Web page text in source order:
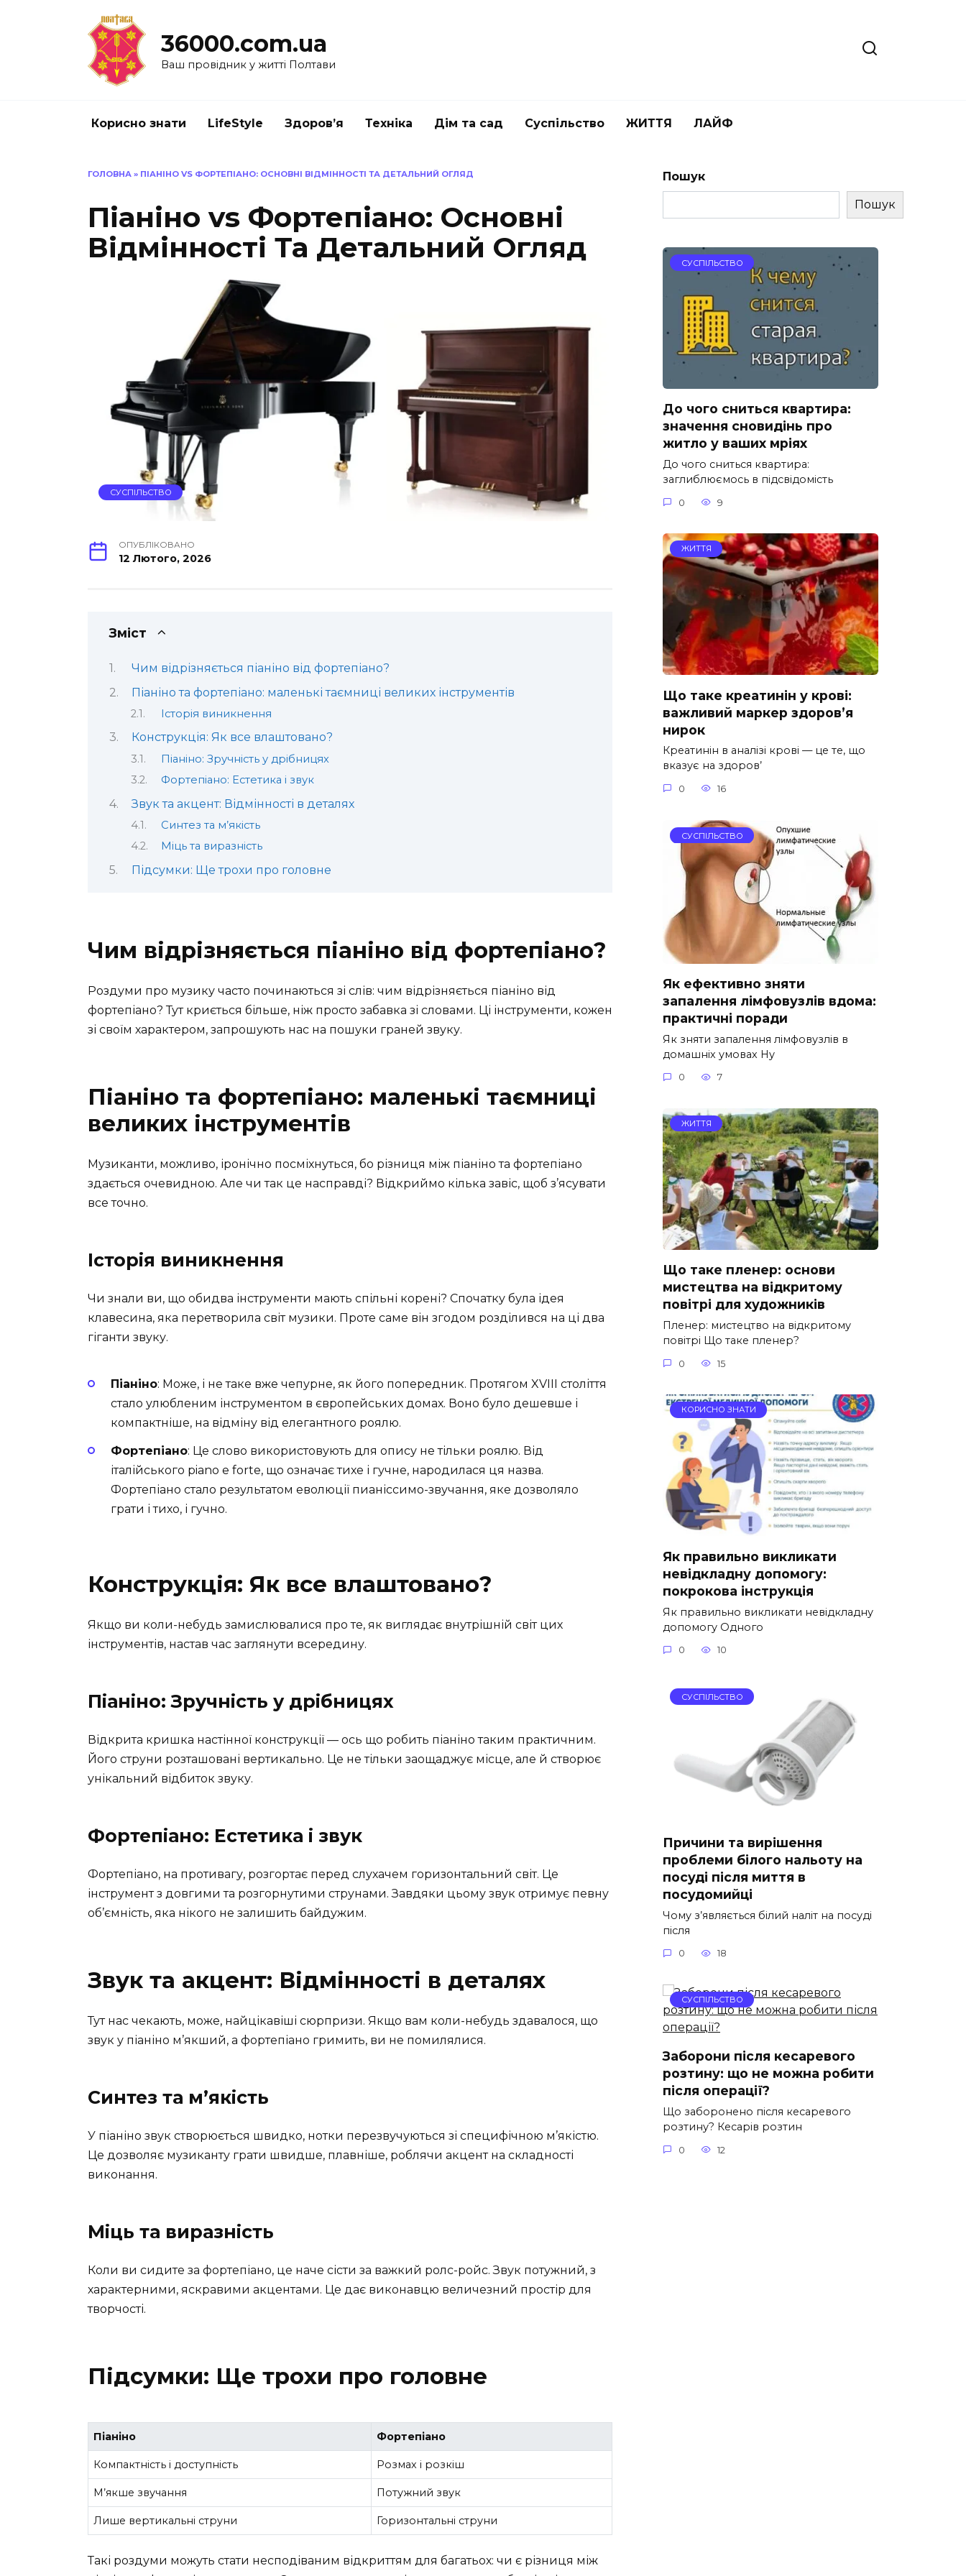
36000.com.ua
Ваш провідник у житті Полтави
Корисно знати LifeStyle Здоров’я Техніка Дім та сад Суспільство ЖИТТЯ ЛАЙФ
ГОЛОВНА » ПІАНІНО VS ФОРТЕПІАНО: ОСНОВНІ ВІДМІННОСТІ ТА ДЕТАЛЬНИЙ ОГЛЯД
Піаніно vs Фортепіано: Основні
Відмінності Та Детальний Огляд
СУСПІЛЬСТВО
ОПУБЛІКОВАНО
12 Лютого, 2026
Зміст
Чим відрізняється піаніно від фортепіано?
Піаніно та фортепіано: маленькі таємниці великих інструментів
Історія виникнення
Конструкція: Як все влаштовано?
Піаніно: Зручність у дрібницях
Фортепіано: Естетика і звук
Звук та акцент: Відмінності в деталях
Синтез та м’якість
Міць та виразність
Підсумки: Ще трохи про головне
Чим відрізняється піаніно від фортепіано?
Роздуми про музику часто починаються зі слів: чим відрізняється піаніно від
фортепіано? Тут криється більше, ніж просто забавка зі словами. Ці інструменти, кожен
зі своїм характером, запрошують нас на пошуки граней звуку.
Піаніно та фортепіано: маленькі таємниці
великих інструментів
Музиканти, можливо, іронічно посміхнуться, бо різниця між піаніно та фортепіано
здається очевидною. Але чи так це насправді? Відкриймо кілька завіс, щоб з’ясувати
все точно.
Історія виникнення
Чи знали ви, що обидва інструменти мають спільні корені? Спочатку була ідея
клавесина, яка перетворила світ музики. Проте саме він згодом розділився на ці два
гіганти звуку.
Піаніно: Може, і не таке вже чепурне, як його попередник. Протягом XVIII століття
стало улюбленим інструментом в європейських домах. Воно було дешевше і
компактніше, на відміну від елегантного роялю.
Фортепіано: Це слово використовують для опису не тільки роялю. Від
італійського piano e forte, що означає тихе і гучне, народилася ця назва.
Фортепіано стало результатом еволюції пианіссимо-звучання, яке дозволяло
грати і тихо, і гучно.
Конструкція: Як все влаштовано?
Якщо ви коли-небудь замислювалися про те, як виглядає внутрішній світ цих
інструментів, настав час заглянути всередину.
Піаніно: Зручність у дрібницях
Відкрита кришка настінної конструкції — ось що робить піаніно таким практичним.
Його струни розташовані вертикально. Це не тільки заощаджує місце, але й створює
унікальний відбиток звуку.
Фортепіано: Естетика і звук
Фортепіано, на противагу, розгортає перед слухачем горизонтальний світ. Це
інструмент з довгими та розгорнутими струнами. Завдяки цьому звук отримує певну
об’ємність, яка нікого не залишить байдужим.
Звук та акцент: Відмінності в деталях
Тут нас чекають, може, найцікавіші сюрпризи. Якщо вам коли-небудь здавалося, що
звук у піаніно м’якший, а фортепіано гримить, ви не помилялися.
Синтез та м’якість
У піаніно звук створюється швидко, нотки перезвучуються зі специфічною м’якістю.
Це дозволяє музиканту грати швидше, плавніше, роблячи акцент на складності
виконання.
Міць та виразність
Коли ви сидите за фортепіано, це наче сісти за важкий ролс-ройс. Звук потужний, з
характерними, яскравими акцентами. Це дає виконавцю величезний простір для
творчості.
Підсумки: Ще трохи про головне
Піаніно Фортепіано
Компактність і доступність Розмах і розкіш
М’якше звучання Потужний звук
Лише вертикальні струни Горизонтальні струни
Такі роздуми можуть стати несподіваним відкриттям для багатьох: чи є різниця між
Пошук
Пошук
СУСПІЛЬСТВО
До чого сниться квартира:
значення сновидінь про
житло у ваших мріях
До чого сниться квартира:
заглиблюємось в підсвідомість
0 9
ЖИТТЯ
Що таке креатинін у крові:
важливий маркер здоров’я
нирок
Креатинін в аналізі крові — це те, що
вказує на здоров’
0 16
СУСПІЛЬСТВО
Як ефективно зняти
запалення лімфовузлів вдома:
практичні поради
Як зняти запалення лімфовузлів в
домашніх умовах Ну
0 7
ЖИТТЯ
Що таке пленер: основи
мистецтва на відкритому
повітрі для художників
Пленер: мистецтво на відкритому
повітрі Що таке пленер?
0 15
КОРИСНО ЗНАТИ
Як правильно викликати
невідкладну допомогу:
покрокова інструкція
Як правильно викликати невідкладну
допомогу Одного
0 10
СУСПІЛЬСТВО
Причини та вирішення
проблеми білого нальоту на
посуді після миття в
посудомийці
Чому з’являється білий наліт на посуді
після
0 18
СУСПІЛЬСТВО
Заборони після кесаревого
розтину: що не можна робити
після операції?
Що заборонено після кесаревого
розтину? Кесарів розтин
0 12